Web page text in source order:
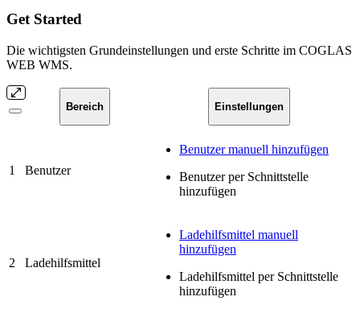
Get Started
Die wichtigsten Grundeinstellungen und erste Schritte im COGLAS
WEB WMS.
Bereich Einstellungen
1 Benutzer
Benutzer manuell hinzufügen
Benutzer per Schnittstelle
hinzufügen
2 Ladehilfsmittel
Ladehilfsmittel manuell
hinzufügen
Ladehilfsmittel per Schnittstelle
hinzufügen